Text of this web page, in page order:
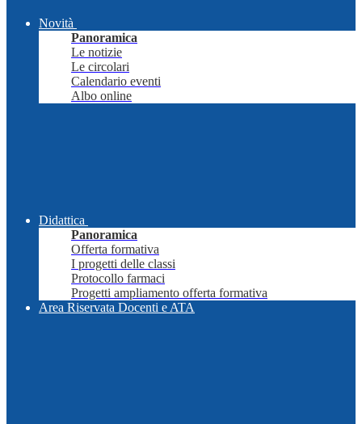
Novità
Panoramica
Le notizie
Le circolari
Calendario eventi
Albo online
Didattica
Panoramica
Offerta formativa
I progetti delle classi
Protocollo farmaci
Progetti ampliamento offerta formativa
Area Riservata Docenti e ATA